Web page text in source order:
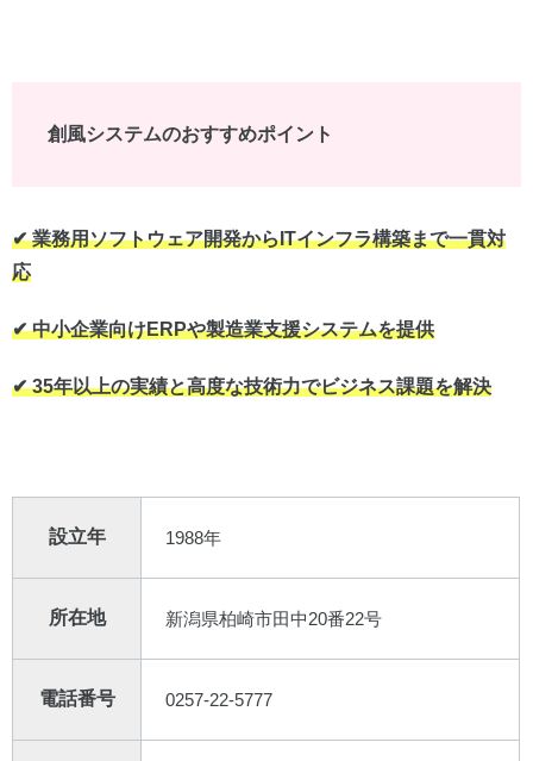
創風システムのおすすめポイント
✔︎ 業務用ソフトウェア開発からITインフラ構築まで一貫対
応
✔︎ 中小企業向けERPや製造業支援システムを提供
✔︎ 35年以上の実績と高度な技術力でビジネス課題を解決
設立年 1988年
所在地 新潟県柏崎市田中20番22号
電話番号 0257-22-5777